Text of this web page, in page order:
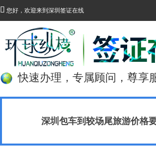
 您好，欢迎来到深圳签证在线
快速办理，专属顾问，尊享
深圳包车到较场尾旅游价格